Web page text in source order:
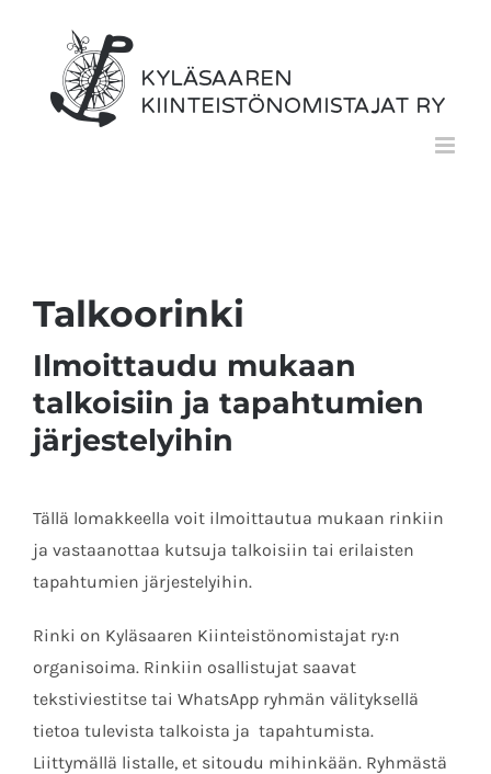
Talkoorinki
Ilmoittaudu mukaan
talkoisiin ja tapahtumien
järjestelyihin
Tällä lomakkeella voit ilmoittautua mukaan rinkiin
ja vastaanottaa kutsuja talkoisiin tai erilaisten
tapahtumien järjestelyihin.
Rinki on Kyläsaaren Kiinteistönomistajat ry:n
organisoima. Rinkiin osallistujat saavat
tekstiviestitse tai WhatsApp ryhmän välityksellä
tietoa tulevista talkoista ja tapahtumista.
Liittymällä listalle, et sitoudu mihinkään. Ryhmästä